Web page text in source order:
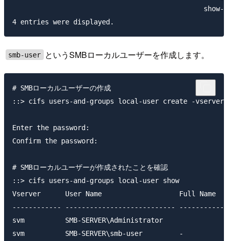
show-
smb-user というSMBローカルユーザーを作成します。
# SMBローカルユーザーの作成
::> cifs users-and-groups local-user create -vserver
Enter the password:
Confirm the password:
# SMBローカルユーザーが作成されたことを確認
::> cifs users-and-groups local-user show
Vserver      User Name                   Full Name
------------ ---------------------------
svm          SMB-SERVER\Administrator
svm          SMB-SERVER\smb-user         -